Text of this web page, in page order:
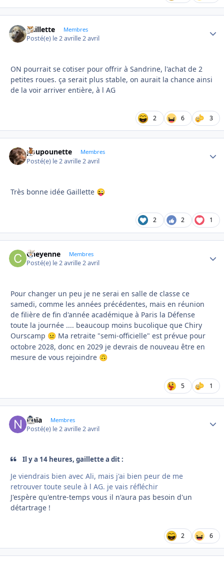
gaillette Membres
Posté(e) le 2 avrille 2 avril
ON pourrait se cotiser pour offrir à Sandrine, l'achat de 2
petites roues. ça serait plus stable, on aurait la chance ainsi
de la voir arriver entière, à l AG
2 6 3
poupounette Membres
Posté(e) le 2 avrille 2 avril
Très bonne idée Gaillette 😜
2 2 1
Cheyenne Membres
Posté(e) le 2 avrille 2 avril
Pour changer un peu je ne serai en salle de classe ce
samedi, comme les années précédentes, mais en réunion
de filière de fin d'année académique à Paris la Défense
toute la journée .... beaucoup moins bucolique que Chiry
Ourscamp 😐 Ma retraite "semi-officielle" est prévue pour
octobre 2028, donc en 2029 je devrais de nouveau être en
mesure de vous rejoindre 🙃
5 1
Naïa Membres
Posté(e) le 2 avrille 2 avril
Il y a 14 heures, gaillette a dit :
Je viendrais bien avec Ali, mais j'ai bien peur de me
retrouver toute seule à l AG. je vais réfléchir
J'espère qu'entre-temps vous il n'aura pas besoin d'un
détartrage !
2 6